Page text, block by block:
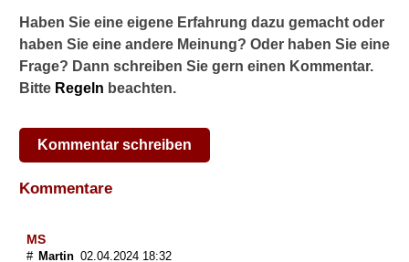
Haben Sie eine eigene Erfahrung dazu gemacht oder
haben Sie eine andere Meinung? Oder haben Sie eine
Frage? Dann schreiben Sie gern einen Kommentar.
Bitte Regeln beachten.
Kommentar schreiben
Kommentare
MS
# Martin 02.04.2024 18:32
l
i
p
k
e